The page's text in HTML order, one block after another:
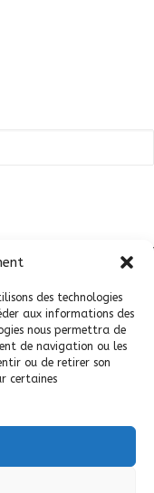
des technologies
aux informations des
nous permettra de
de navigation ou les
ou de retirer son
certaines
Industrie et Services. |